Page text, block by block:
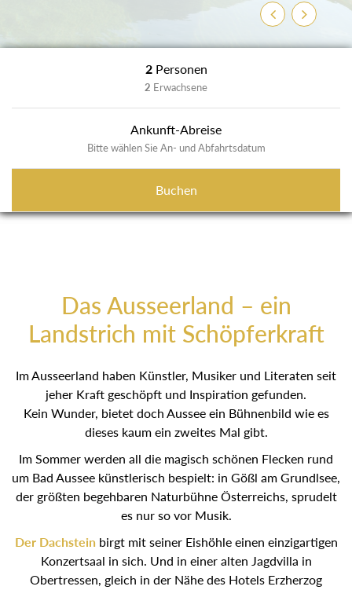
Previous
Next
2 Personen
2 Erwachsene
Ankunft-Abreise
Bitte wählen Sie An- und Abfahrtsdatum
Buchen
Das Ausseerland – ein
Landstrich mit Schöpferkraft
Im Ausseerland haben Künstler, Musiker und Literaten seit
jeher Kraft geschöpft und Inspiration gefunden.
Kein Wunder, bietet doch Aussee ein Bühnenbild wie es
dieses kaum ein zweites Mal gibt.
Im Sommer werden all die magisch schönen Flecken rund
um Bad Aussee künstlerisch bespielt: in Gößl am
Grundlsee, der größten begehbaren Naturbühne
Österreichs, sprudelt es nur so vor Musik.
Der Dachsteinbirgt mit seiner Eishöhle einen
einzigartigen Konzertsaal in sich. Und in einer alten
Jagdvilla in Obertressen, gleich in der Nähe des Hotels